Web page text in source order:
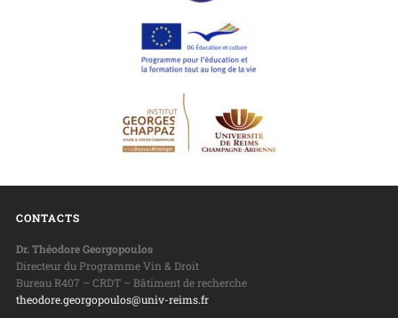
CONTACTS
Dr. Théodore Georgopoulos
Directeur du Programme Vin & Droit
Bureau R407 – CRDT – Bâtiment de recherche
theodore.georgopoulos@univ-reims.fr